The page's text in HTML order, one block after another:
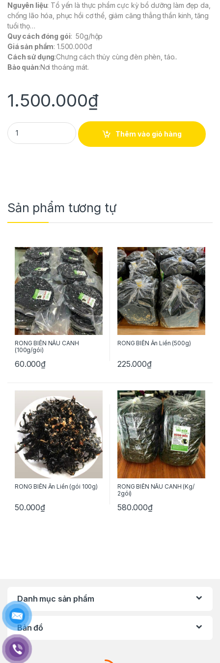
Nguyên liệu: Tổ yến là thực phẩm cực kỳ bổ dưỡng làm đẹp da,
chống lão hóa, phục hồi cơ thể, giảm căng thẳng thần kinh, tăng
tuổi thọ…
Quy cách đóng gói: 50g/hộp
Giá sản phẩm: 1.500.000đ
Cách sử dụng:Chưng cách thủy cùng đèn phèn, táo..
Bảo quản:Nơi thoáng mát.
1.500.000₫
Yến Tổ (50g/hộp) quantity
Thêm vào giỏ hàng
Sản phẩm tương tự
RONG BIỂN NẤU CANH
(100g/gói)
60.000₫
RONG BIỂN Ăn Liền (500g)
225.000₫
RONG BIỂN Ăn Liền (gói 100g)
50.000₫
RONG BIỂN NẤU CANH (Kg/
2gói)
580.000₫
Danh mục sản phẩm
Bản đồ